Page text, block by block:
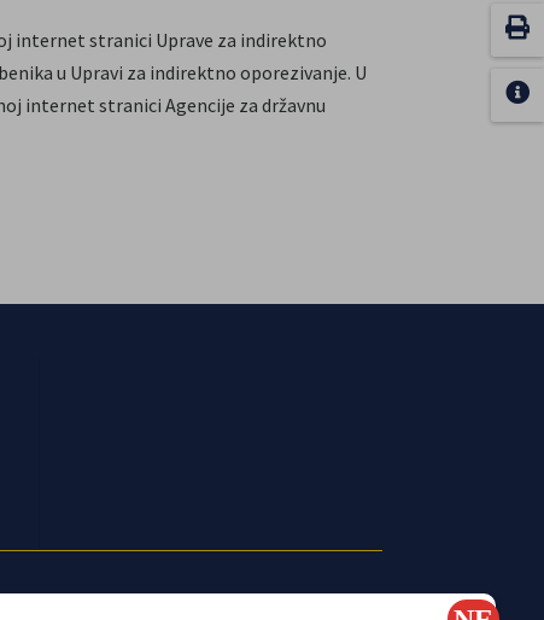
internet stranici Uprave za indirektno
u Upravi za indirektno oporezivanje. U
internet stranici Agencije za državnu